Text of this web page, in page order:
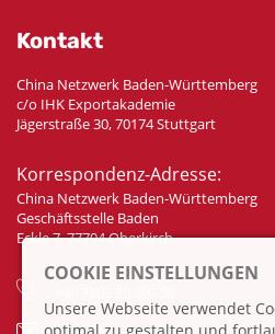
Kontakt
China Netzwerk Baden-Württemberg
c/o IHK Exportakademie
Jägerstraße 30, 70174 Stuttgart
Korrespondenz-Adresse:
China Netzwerk Baden-Württemberg
Geschäftsstelle Baden
Eckle 7, 77704 Oberkirch
COOKIE EINSTELLUNGEN
Unsere Webseite verwendet